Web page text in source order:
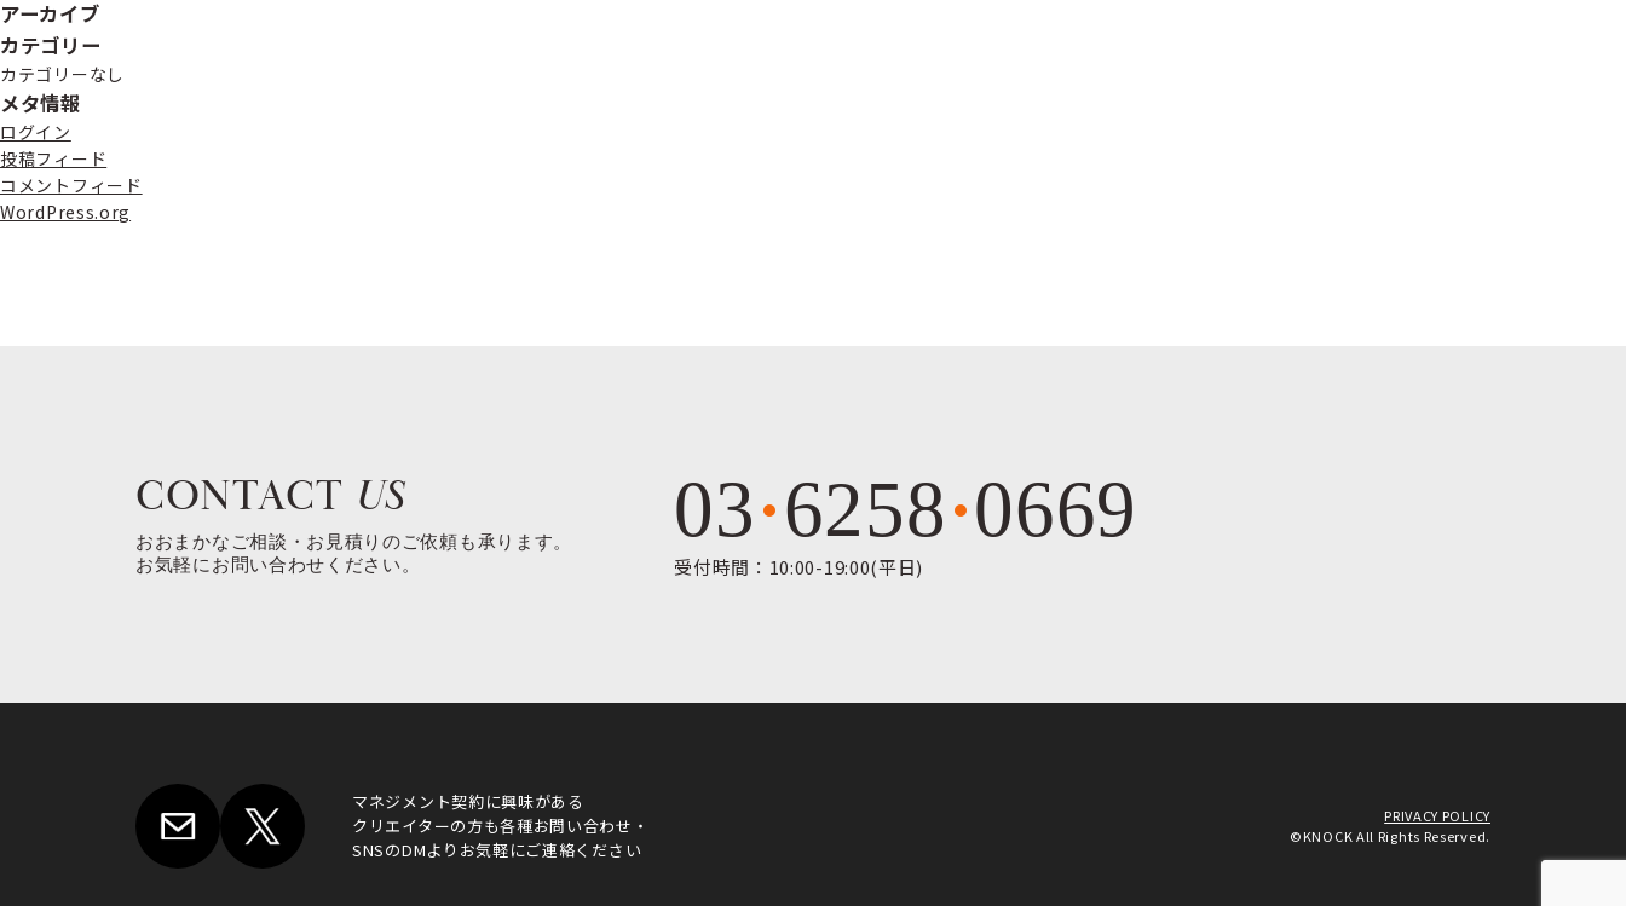
アーカイブ
カテゴリー
カテゴリーなし
メタ情報
ログイン
投稿フィード
コメントフィード
WordPress.org
CONTACT US
おおまかなご相談・お見積りのご依頼も承ります。
お気軽にお問い合わせください。
03 6258 0669
受付時間：10:00-19:00(平日)
マネジメント契約に興味がある
クリエイターの方も各種お問い合わせ・
SNSのDMよりお気軽にご連絡ください
PRIVACY POLICY
©KNOCK All Rights Reserved.